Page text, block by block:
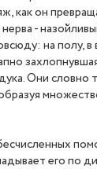
как он
-
на полу,
Они словно
его по